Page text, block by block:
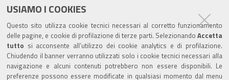
USIAMO I COOKIES
Questo sito utilizza cookie tecnici necessari al corretto funzionamento
delle pagine, e cookie di profilazione di terze parti. Selezionando Accetta
tutto si acconsente all’utilizzo dei cookie analytics e di profilazione.
Chiudendo il banner verranno utilizzati solo i cookie tecnici necessari alla
navigazione e alcuni contenuti potrebbero non essere disponibili. Le
preferenze possono essere modificate in qualsiasi momento dal menu